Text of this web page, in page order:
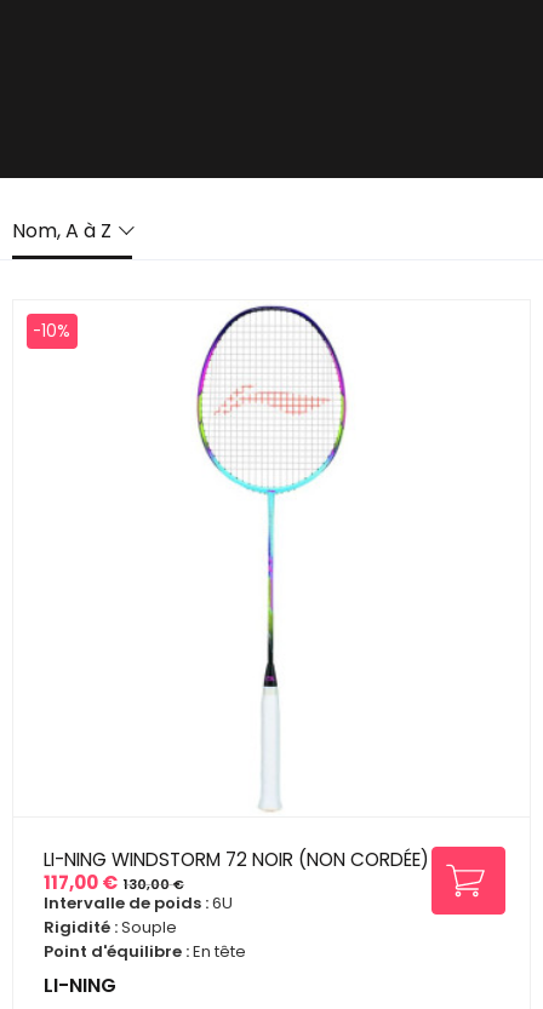
Nom, A à Z
LI-NING WINDSTORM 72 NOIR (NON CORDÉE)
Prix
117,00 €
Prix
de
base
130,00 €
Intervalle de poids :6U
Rigidité :Souple
Point d'équilibre :En tête
LI-NING
-10%